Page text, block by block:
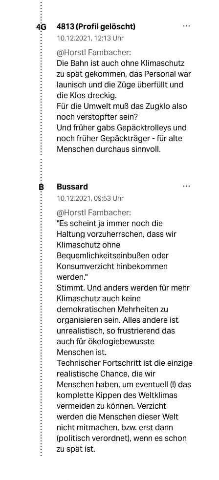
4G 4813 (Profil gelöscht)
10.12.2021, 12:13 Uhr
@Horstl Fambacher:
Die Bahn ist auch ohne Klimaschutz
zu spät gekommen, das Personal war
launisch und die Züge überfüllt und
die Klos dreckig.
Für die Umwelt muß das Zugklo also
noch verstopfter sein?
Und früher gabs Gepäcktrolleys und
noch früher Gepäckträger - für alte
Menschen durchaus sinnvoll.
B Bussard
10.12.2021, 09:53 Uhr
@Horstl Fambacher:
"Es scheint ja immer noch die
Haltung vorzuherrschen, dass wir
Klimaschutz ohne
Bequemlichkeitseinbußen oder
Konsumverzicht hinbekommen
werden."
Stimmt. Und anders werden für mehr
Klimaschutz auch keine
demokratischen Mehrheiten zu
organisieren sein. Alles andere ist
unrealistisch, so frustrierend das
auch für ökologiebewusste
Menschen ist.
Technischer Fortschritt ist die einzige
realistische Chance, die wir
Menschen haben, um eventuell (!) das
komplette Kippen des Weltklimas
vermeiden zu können. Verzicht
werden die Menschen dieser Welt
nicht mitmachen, bzw. erst dann
(politisch verordnet), wenn es schon
zu spät ist.